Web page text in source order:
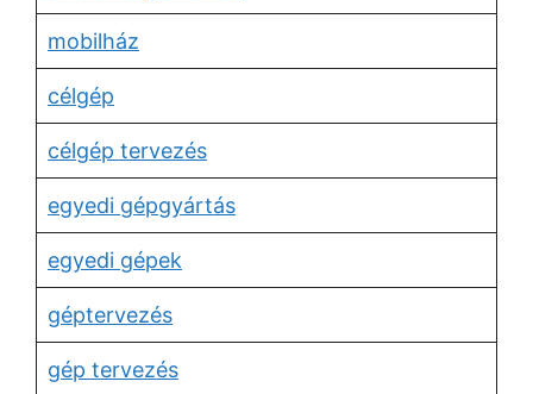
mobilház
célgép
célgép tervezés
egyedi gépgyártás
egyedi gépek
géptervezés
gép tervezés